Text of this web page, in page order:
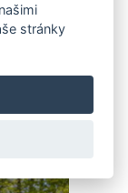
stránky